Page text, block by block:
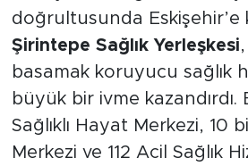
doğrultusunda Eskişehir’e
Şirintepe Sağlık Yerleşkesi
basamak koruyucu sağlık
büyük bir ivme
Sağlıklı Hayat Merkezi, 10
Merkezi ve 112 Acil Sağlık